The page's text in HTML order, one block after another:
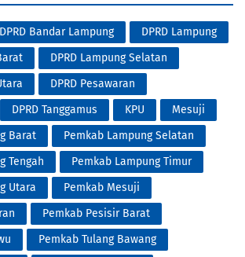
DPRD Bandar Lampung
DPRD Lampung
DPRD Lampung Selatan
DPRD Pesawaran
DPRD Tanggamus KPU
Mesuji
Barat
Pemkab Lampung Selatan
Tengah
Pemkab Lampung Timur
Utara
Pemkab Mesuji
Pemkab Pesisir Barat
Pemkab Tulang Bawang